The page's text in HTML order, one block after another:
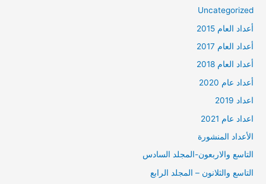
Uncategorized
أعداد العام 2015
أعداد العام 2017
أعداد العام 2018
أعداد عام 2020
اعداد 2019
اعداد عام 2021
الأعداد المنشورة
التاسع والاربعون-المجلد السادس
التاسع والثلانون – المجلد الرابع